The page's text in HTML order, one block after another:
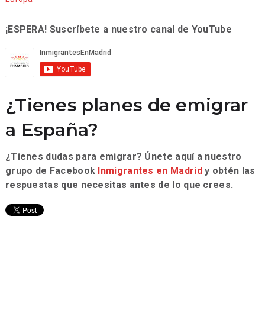
¡ESPERA! Suscríbete a nuestro canal de YouTube
¿Tienes planes de emigrar
a España?
¿Tienes dudas para emigrar? Únete aquí a nuestro
grupo de Facebook Inmigrantes en Madridy obtén las
respuestas que necesitas antes de lo que crees.